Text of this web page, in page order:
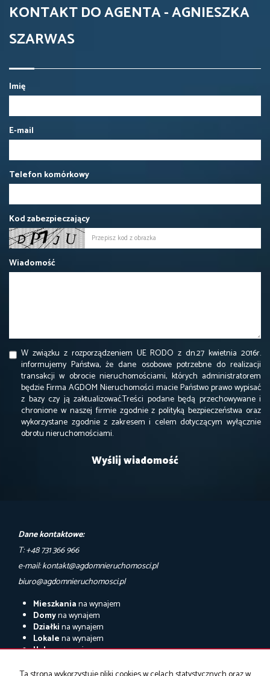
KONTAKT DO AGENTA - AGNIESZKA
SZARWAS
Imię
E-mail
Telefon komórkowy
Kod zabezpieczający
Wiadomość
W związku z rozporządzeniem UE RODO z dn.27 kwietnia 2016r.
informujemy Państwa, że dane osobowe potrzebne do realizacji
transakcji w obrocie nieruchomościami, których administratorem
będzie Firma AGDOM Nieruchomości macie Państwo prawo wypisać
z bazy czy ją zaktualizować.Treści podane będą przechowywane i
chronione w naszej firmie zgodnie z polityką bezpieczeństwa oraz
wykorzystane zgodnie z zakresem i celem dotyczącym wyłącznie
obrotu nieruchomościami.
Dane kontaktowe:
T: +48 731 366 966
e-mail: kontakt@agdomnieruchomosci.pl
biuro@agdomnieruchomosci.pl
Mieszkaniana wynajem
Domyna wynajem
Działkina wynajem
Lokalena wynajem
Halena wynajem